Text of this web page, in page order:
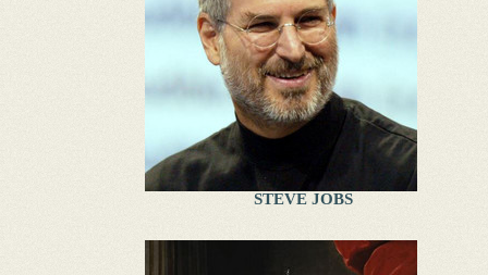
STEVE JOBS